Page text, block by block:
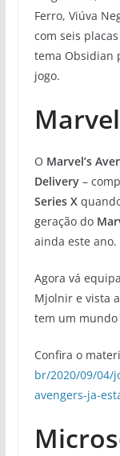
Ferro, Viúva
com seis
tema Obsidian
jogo.
O Marvel’s
Delivery–
Series X
geração do
ainda este ano.
Agora vá
Mjolnir e vista
tem um mundo
Confira o
br/2020/09/04/
avengers-ja-